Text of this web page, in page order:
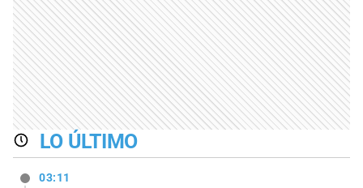
LO ÚLTIMO
03:11